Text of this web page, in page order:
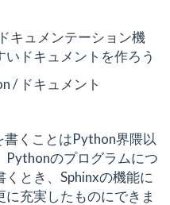
キュメンテーション機
ドキュメントを作ろう
/ ドキュメント
くことはPython界隈以
Pythonのプログラムにつ
とき、Sphinxの機能に
充実したものにできま